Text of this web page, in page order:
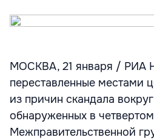
МОСКВА, 21 января / РИА
переставленные местами
из причин скандала
обнаруженных в
Межправительственной